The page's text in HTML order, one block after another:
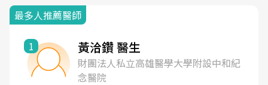
最多人推薦醫師
1 黃洽鑽 醫生
財團法人私立高雄醫學大學附設中和紀
念醫院